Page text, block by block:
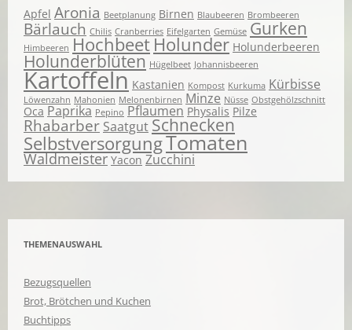
Apfel Aronia Beetplanung Birnen Blaubeeren Brombeeren
Bärlauch Chilis Cranberries Eifelgarten Gemüse Gurken
Himbeeren HochbeetHolunder Holunderbeeren
Holunderblüten Hügelbeet Johannisbeeren
Kartoffeln Kastanien Kompost Kurkuma Kürbisse
Löwenzahn Mahonien Melonenbirnen Minze Nüsse Obstgehölzschnitt
Oca Paprika Pepino Pflaumen Physalis Pilze
Rhabarber SaatgutSchnecken
SelbstversorgungTomaten
Waldmeister Yacon Zucchini
THEMENAUSWAHL
Bezugsquellen
Brot, Brötchen und Kuchen
Buchtipps